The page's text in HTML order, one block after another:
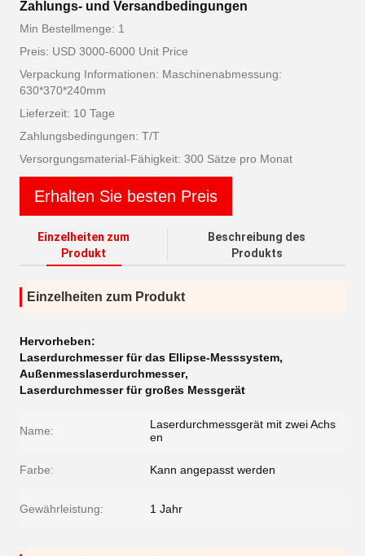
Zahlungs- und Versandbedingungen
Min Bestellmenge: 1
Preis: USD 3000-6000 Unit Price
Verpackung Informationen: Maschinenabmessung:
630*370*240mm
Lieferzeit: 10 Tage
Zahlungsbedingungen: T/T
Versorgungsmaterial-Fähigkeit: 300 Sätze pro Monat
Erhalten Sie besten Preis
Einzelheiten zum
Produkt
Beschreibung des
Produkts
Einzelheiten zum Produkt
Hervorheben:
Laserdurchmesser für das Ellipse-Messsystem,
Außenmesslaserdurchmesser,
Laserdurchmesser für großes Messgerät
Name:
Laserdurchmessgerät mit zwei Achs
en
Farbe: Kann angepasst werden
Gewährleistung: 1 Jahr